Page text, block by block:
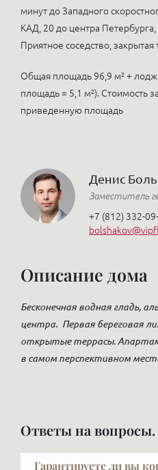
минут до Западного
КАД, 20 до центра
Приятное соседство, закрытая
Общая площадь 96,9 м² +
площадь = 5,1 м²). Стоимость
приведенную площадь
Денис
Заместитель
+7 (812) 332-
Описание дома
Бесконечная водная гладь,
центра. Первая береговая
открытые террасы.
в самом перспективном
Ответы на вопросы.
Гарантируете ли вы